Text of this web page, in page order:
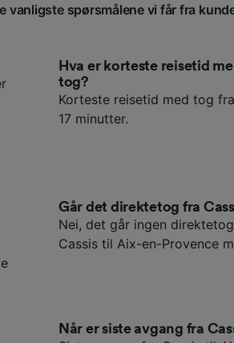
vanligste spørsmålene vi får fra
Hva er korteste reisetid
tog?
Korteste reisetid med tog
17 minutter.
Går det direktetog fra
Nei, det går ingen
Cassis til Aix-en-Provence
Når er siste avgang fra